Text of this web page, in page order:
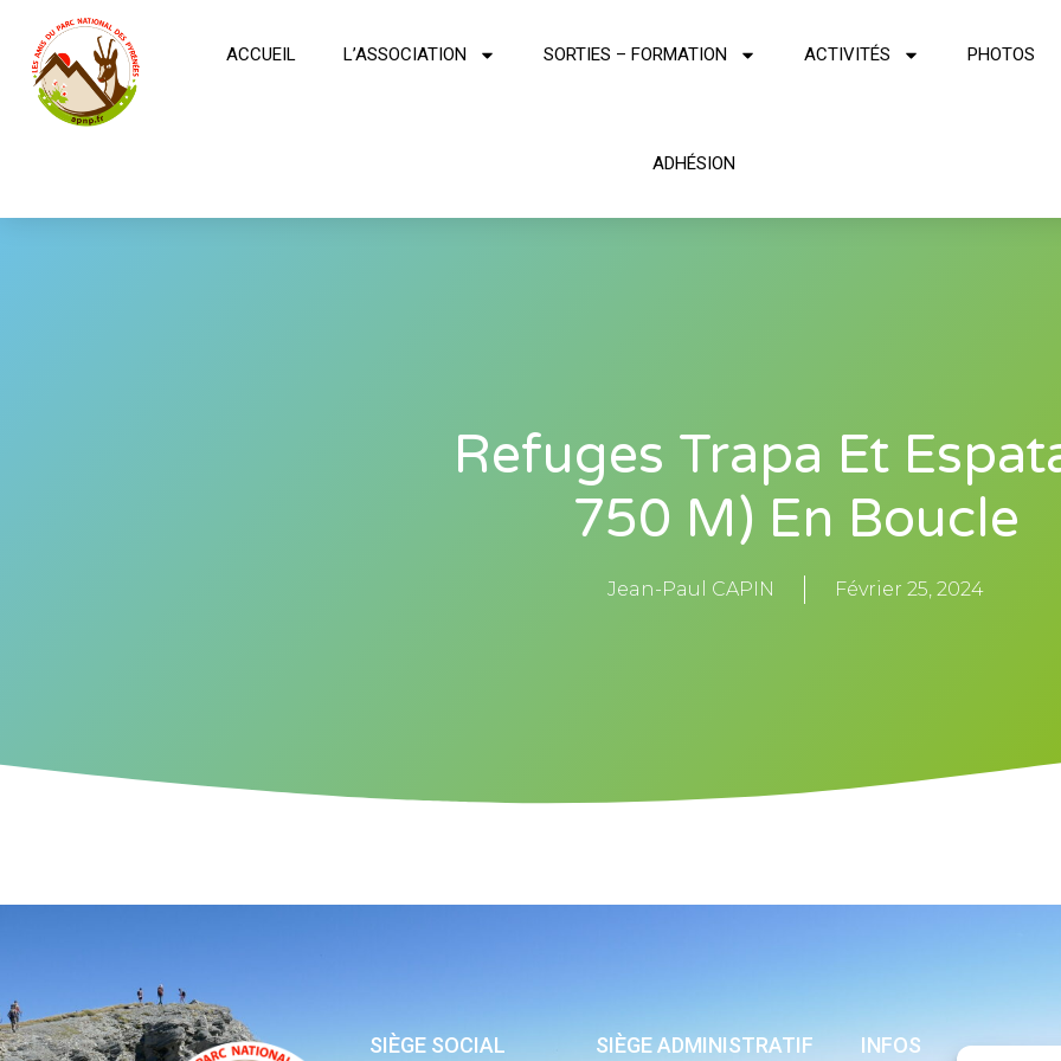
ACCUEIL L’ASSOCIATION SORTIES – FORMATION ACTIVITÉS PHOTOS
ADHÉSION
Refuges Trapa Et
750 M) En Boucle
Jean-Paul CAPIN Février 25, 2024
SIÈGE SOCIAL SIÈGE ADMINISTRATIF INFOS